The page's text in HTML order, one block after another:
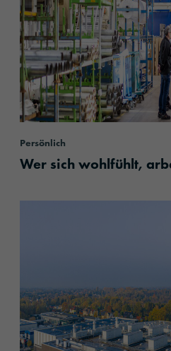
Persönlich
Wer sich wohlfühlt,